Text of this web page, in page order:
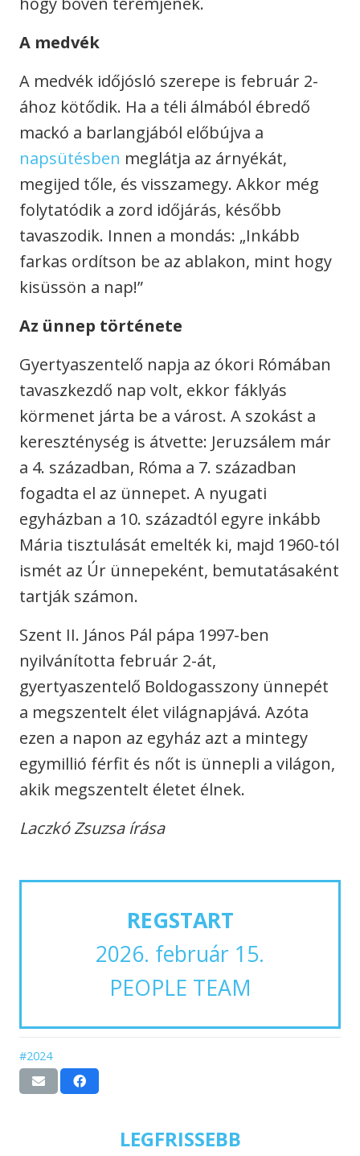
A medvék
A medvék időjósló szerepe is február 2-
ához kötődik. Ha a téli álmából ébredő
mackó a barlangjából előbújva a
napsütésben meglátja az árnyékát,
megijed tőle, és visszamegy. Akkor még
folytatódik a zord időjárás, később
tavaszodik. Innen a mondás: „Inkább
farkas ordítson be az ablakon, mint hogy
kisüssön a nap!”
Az ünnep története
Gyertyaszentelő napja az ókori Rómában
tavaszkezdő nap volt, ekkor fáklyás
körmenet járta be a várost. A szokást a
kereszténység is átvette: Jeruzsálem már
a 4. században, Róma a 7. században
fogadta el az ünnepet. A nyugati
egyházban a 10. századtól egyre inkább
Mária tisztulását emelték ki, majd 1960-tól
ismét az Úr ünnepeként, bemutatásaként
tartják számon.
Szent II. János Pál pápa 1997-ben
nyilvánította február 2-át,
gyertyaszentelő Boldogasszony ünnepét
a megszentelt élet világnapjává. Azóta
ezen a napon az egyház azt a mintegy
egymillió férfit és nőt is ünnepli a világon,
akik megszentelt életet élnek.
Laczkó Zsuzsa írása
REGSTART
2026. február 15.
PEOPLE TEAM
#2024
LEGFRISSEBB